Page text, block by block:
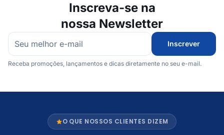
Inscreva-se na
nossa Newsletter
Inscrever
Receba promoções, lançamentos e dicas diretamente no seu e-mail.
O QUE NOSSOS CLIENTES DIZEM